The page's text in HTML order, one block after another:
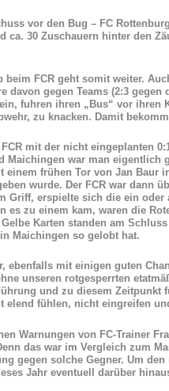
vor den Bug – FC
ca. 30 Zuschauern hinter den
beim FCR geht somit weiter.
davon gegen Teams (2:3
fuhren ihren „Bus“ vor ihren
zu knacken. Damit
mit der nicht eingeplanten
Maichingen war man
einem frühen Tor von Jan Baur
wurde. Der FCR war dann
Griff, erspielte sich die ein
es zu einem kam, waren die
Karten standen am
Maichingen so gelobt hat.
ebenfalls mit einigen guten
unseren rotgesperrten
und zu diesem
elend fühlen, nicht eingreifen
Warnungen von FC-Trainer
das war im Vergleich zum
gegen solche Gegner. Um
Jahr eventuell darüber